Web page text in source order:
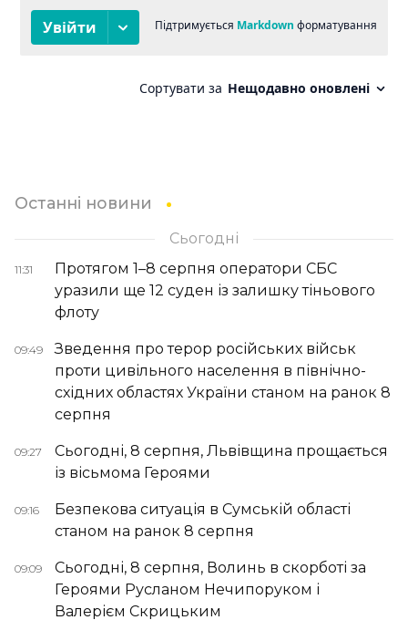
Останні новини
Сьогодні
11:31
Протягом 1–8 серпня оператори СБС
уразили ще 12 суден із залишку тіньового
флоту
09:49
Зведення про терор російських військ
проти цивільного населення в північно-
східних областях України станом на ранок 8
серпня
09:27
Сьогодні, 8 серпня, Львівщина прощається
із вісьмома Героями
09:16
Безпекова ситуація в Сумській області
станом на ранок 8 серпня
09:09
Сьогодні, 8 серпня, Волинь в скорботі за
Героями Русланом Нечипоруком і
Валерієм Скрицьким